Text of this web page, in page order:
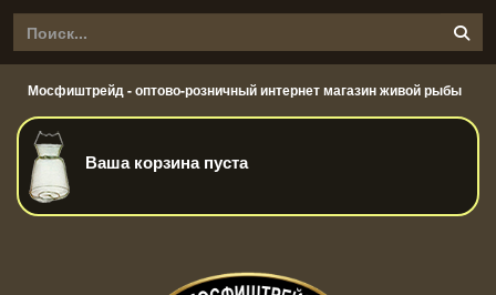
Мосфиштрейд - оптово-розничный интернет магазин живой рыбы
Ваша корзина пуста